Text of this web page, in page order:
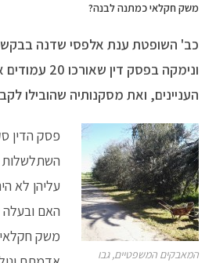
משק חקלאי כמתנה לבנה?
כב' השופטת ענת אלפסי שדנה
ונימקה בפסק
העניינים, ואת מסקנותיה שהובילו
המאבקים המשפטיים, גבו
פסק הדין
השתלשלות
עליהן לא
האם ובעלה
משק